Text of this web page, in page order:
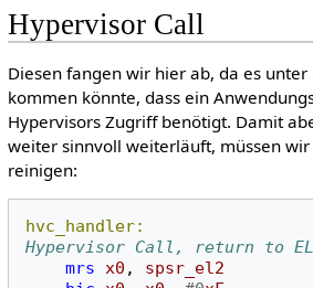
Hypervisor Call
Diesen fangen wir hier ab, da es
kommen könnte, dass ein
Hypervisors Zugriff benötigt. Damit
weiter sinnvoll weiterläuft, müssen wir
reinigen:
hvc_handler:
Hypervisor Call, return to
mrs x0 ,
spsr_el2